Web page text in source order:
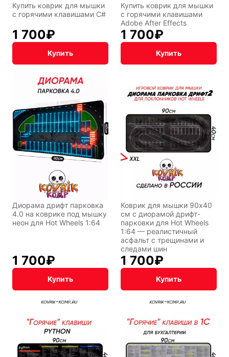
Купить коврик для мышки
с горячими клавишами C#
1 700₽
Купить
Купить коврик для мышки
с горячими клавишами
Adobe After Effects
1 700₽
Купить
Диорама дрифт парковка
4.0 на коврике под мышку
неон для Hot Wheels 1:64
1 700₽
Купить
Коврик для мышки 90x40
см с диорамой дрифт-
парковки для Hot Wheels
1:64 — реалистичный
асфальт с трещинами и
следами шин
1 700₽
Купить
Дарк NET
Подарочная
упаковка